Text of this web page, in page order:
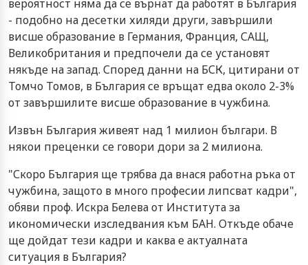
вероятност няма да се върнат да работят в България
- подобно на десетки хиляди други, завършили
висше образование в Германия, Франция, САЩ,
Великобритания и предпочели да се установят
някъде на запад. Според данни на БСК, цитирани от
Томчо Томов, в България се връщат едва около 2-3%
от завършилите висше образование в чужбина.
Извън България живеят над 1 милион българи. В
някои преценки се говори дори за 2 милиона.
"Скоро България ще трябва да внася работна ръка от
чужбина, защото в много професии липсват кадри",
обяви проф. Искра Белева от Института за
икономически изследвания към БАН. Откъде обаче
ще дойдат тези кадри и каква е актуалната
ситуация в България?